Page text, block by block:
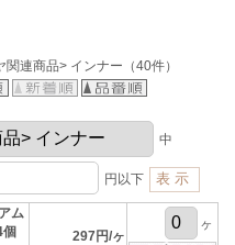
関連商品> インナー（40件）
中
円以下
ム
297円/ヶ
ヶ